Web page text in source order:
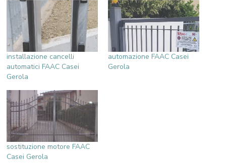
installazione cancelli
automatici FAAC Casei
Gerola
automazione FAAC Casei
Gerola
sostituzione motore FAAC
Casei Gerola